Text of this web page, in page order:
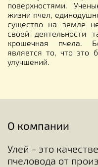
поверхностями.
жизни пчел,
существо на земле
своей деятельности
крошечная пчела.
является то, что это
улучшений.
О компании
Улей - это
пчеловода от